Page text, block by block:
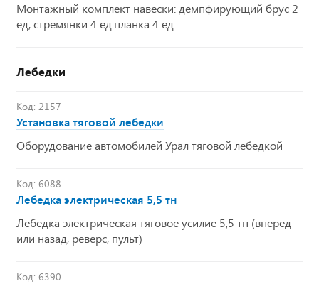
Монтажный комплект навески: демпфирующий брус 2
ед, стремянки 4 ед.планка 4 ед.
Лебедки
Код: 2157
Установка тяговой лебедки
Оборудование автомобилей Урал тяговой лебедкой
Код: 6088
Лебедка электрическая 5,5 тн
Лебедка электрическая тяговое усилие 5,5 тн (вперед
или назад, реверс, пульт)
Код: 6390